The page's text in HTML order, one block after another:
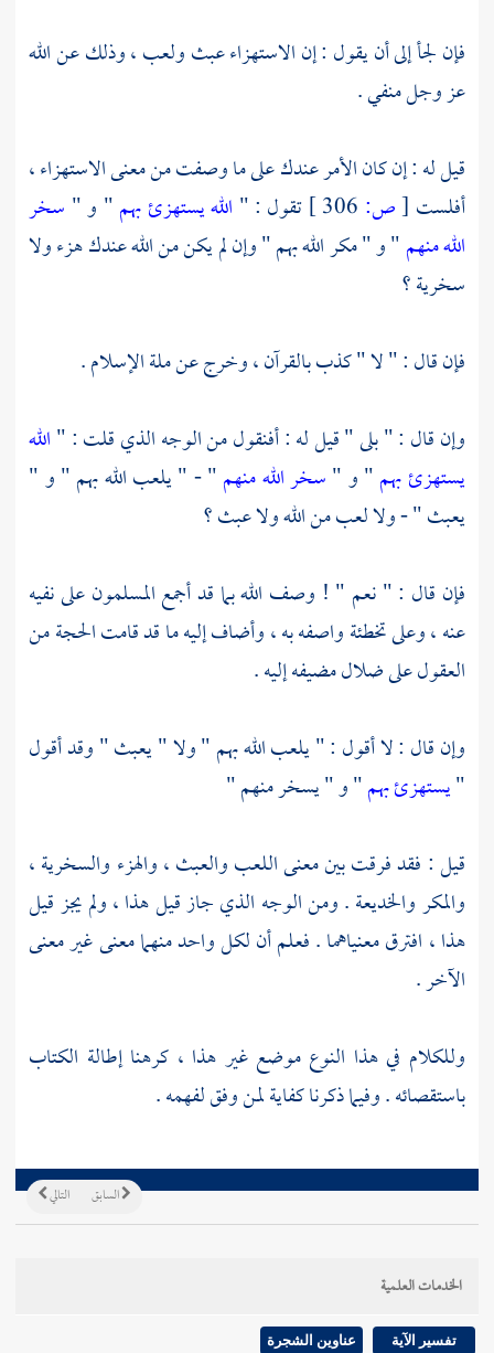
فإن لجأ إلى أن يقول : إن الاستهزاء عبث ولعب ، وذلك عن الله
عز وجل منفي .
قيل له : إن كان الأمر عندك على ما وصفت من معنى الاستهزاء ،
أفلست [ص: تقول : " الله يستهزئ بهم" و " سخر
الله منهم" و " مكر الله بهم " وإن لم يكن من الله عندك هزء ولا
سخرية ؟
فإن قال : " لا " كذب بالقرآن ، وخرج عن ملة الإسلام .
وإن قال : " بلى " قيل له : أفنقول من الوجه الذي قلت : "الله
يستهزئ بهم" و "سخر الله منهم" - " يلعب الله بهم " و "
يعبث " - ولا لعب من الله ولا عبث ؟
فإن قال : " نعم " ! وصف الله بما قد أجمع المسلمون على نفيه
عنه ، وعلى تخطئة واصفه به ، وأضاف إليه ما قد قامت الحجة من
العقول على ضلال مضيفه إليه .
وإن قال : لا أقول : " يلعب الله بهم " ولا " يعبث " وقد أقول
"يستهزئ بهم" و " يسخر منهم "
قيل : فقد فرقت بين معنى اللعب والعبث ، والهزء والسخرية ،
والمكر والخديعة . ومن الوجه الذي جاز قيل هذا ، ولم يجز قيل
هذا ، افترق معنياهما . فعلم أن لكل واحد منهما معنى غير معنى
الآخر .
وللكلام في هذا النوع موضع غير هذا ، كرهنا إطالة الكتاب
باستقصائه . وفيما ذكرنا كفاية لمن وفق لفهمه .
التالي السابق
الخدمات العلمية
تفسير الآية عناوين الشجرة